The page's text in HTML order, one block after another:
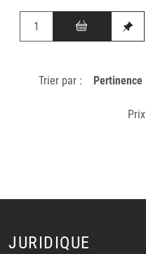
Trier par : Pertinence
Prix
JURIDIQUE